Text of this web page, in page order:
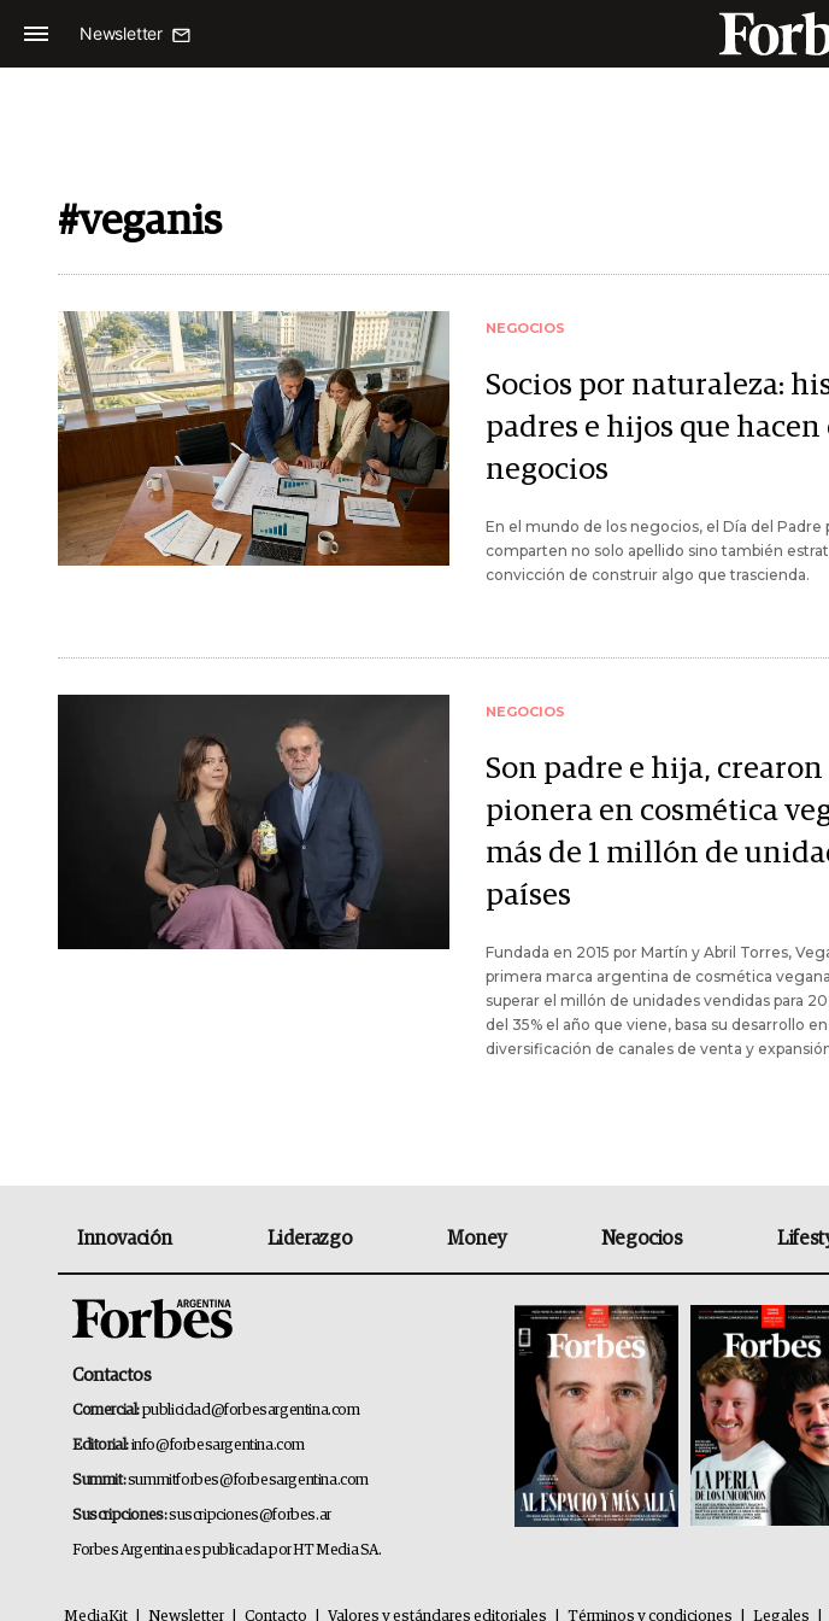
Newsletter
#veganis
NEGOCIOS
Socios por naturaleza:
padres e hijos que hacen
negocios
En el mundo de los negocios, el Día del
comparten no solo apellido sino también
convicción de construir algo que trascienda.
NEGOCIOS
Son padre e hija,
pionera en cosmética
más de 1 millón de
países
Fundada en 2015 por Martín y Abril Torres,
primera marca argentina de cosmética
superar el millón de unidades vendidas para
del 35% el año que viene, basa su desarrollo
diversificación de canales de venta y
Innovación Liderazgo Money Negocios
Contactos
Comercial:publicidad@forbesargentina.com
Editorial:info@forbesargentina.com
Summit:summitforbes@forbesargentina.com
Suscripciones:suscripciones@forbes.ar
Forbes Argentina es publicada por HT Media SA.
MediaKit Newsletter Contacto Valores y estándares editoriales Términos y condiciones Legales